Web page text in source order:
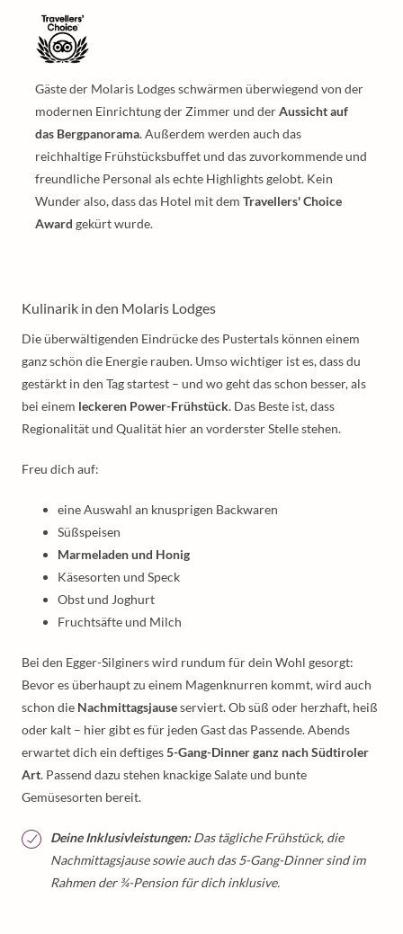
Gäste der Molaris Lodges schwärmen überwiegend von der
modernen Einrichtung der Zimmer und derAussicht auf
das Bergpanorama. Außerdem werden auch das
reichhaltige Frühstücksbuffet und das zuvorkommende und
freundliche Personal als echte Highlights gelobt. Kein
Wunder also, dass das Hotel mit dem Travellers' Choice
Award gekürt wurde.
Kulinarik in den Molaris Lodges
Die überwältigenden Eindrücke des Pustertals können einem
ganz schön die Energie rauben. Umso wichtiger ist es, dass du
gestärkt in den Tag startest – und wo geht das schon besser, als
bei einem leckeren Power-Frühstück. Das Beste ist, dass
Regionalität und Qualität hier an vorderster Stelle stehen.
Freu dich auf:
eine Auswahl an knusprigen Backwaren
Süßspeisen
Marmeladen und Honig
Käsesorten und Speck
Obst und Joghurt
Fruchtsäfte und Milch
Bei den Egger-Silginers wird rundum für dein Wohl gesorgt:
Bevor es überhaupt zu einem Magenknurren kommt, wird auch
schon die Nachmittagsjauseserviert. Ob süß oder herzhaft, heiß
oder kalt – hier gibt es für jeden Gast das Passende. Abends
erwartet dich ein deftiges5-Gang-Dinner ganz nach Südtiroler
Art. Passend dazu stehen knackige Salate und bunte
Gemüsesorten bereit.
Deine Inklusivleistungen:Das tägliche Frühstück, die
Nachmittagsjause sowie auch das 5-Gang-Dinner sind im
Rahmen der ¾-Pension für dich inklusive.